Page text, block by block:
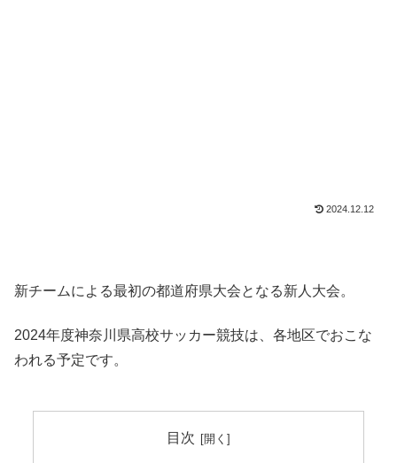
2024.12.12
新チームによる最初の都道府県大会となる新人大会。
2024年度神奈川県高校サッカー競技は、各地区でおこな
われる予定です。
目次